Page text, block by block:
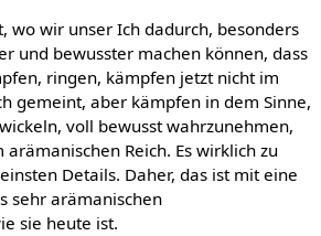
wo wir unser Ich dadurch, besonders
und bewusster machen können, dass
ringen, kämpfen jetzt nicht im
gemeint, aber kämpfen in dem Sinne,
voll bewusst wahrzunehmen,
Reich. Es wirklich zu
Details. Daher, das ist mit eine
sehr arämanischen
sie heute ist.